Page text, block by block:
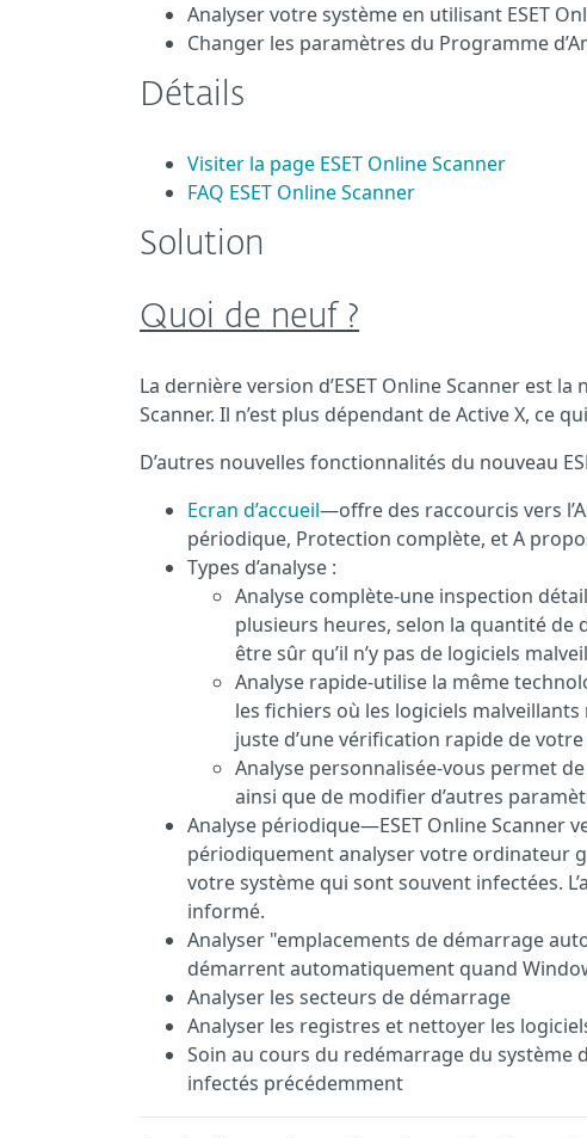
Analyser votre système en utilisant ESET
Changer les paramètres du Programme
Détails
Visiter la page ESET Online Scanner
FAQ ESET Online Scanner
Solution
Quoi de neuf ?
La dernière version d’ESET Online Scanner est
Scanner. Il n’est plus dépendant de Active X, ce
D’autres nouvelles fonctionnalités du nouveau
Ecran d’accueil—offre des raccourcis vers
périodique, Protection complète, et A
Types d’analyse :
Analyse complète-une inspection
plusieurs heures, selon la quantité de
être sûr qu’il n’y pas de logiciels
Analyse rapide-utilise la même
les fichiers où les logiciels malveillants
juste d’une vérification rapide de
Analyse personnalisée-vous permet
ainsi que de modifier d’autres
Analyse périodique—ESET Online Scanner
périodiquement analyser votre ordinateur
votre système qui sont souvent infectées.
informé.
Analyser "emplacements de démarrage
démarrent automatiquement quand
Analyser les secteurs de démarrage
Analyser les registres et nettoyer les
Soin au cours du redémarrage du système
infectés précédemment